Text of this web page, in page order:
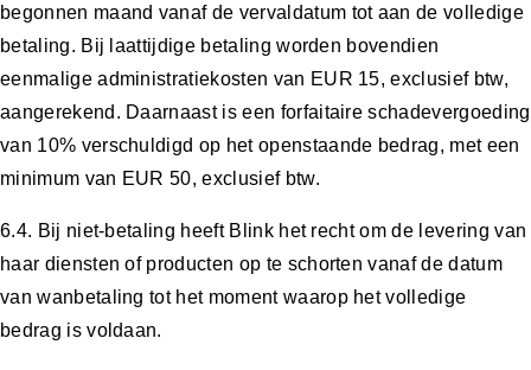
begonnen maand vanaf de vervaldatum tot aan de volledige
betaling. Bij laattijdige betaling worden bovendien
eenmalige administratiekosten van EUR 15, exclusief btw,
aangerekend. Daarnaast is een forfaitaire schadevergoeding
van 10% verschuldigd op het openstaande bedrag, met een
minimum van EUR 50, exclusief btw.
6.4. Bij niet-betaling heeft Blink het recht om de levering van
haar diensten of producten op te schorten vanaf de datum
van wanbetaling tot het moment waarop het volledige
bedrag is voldaan.